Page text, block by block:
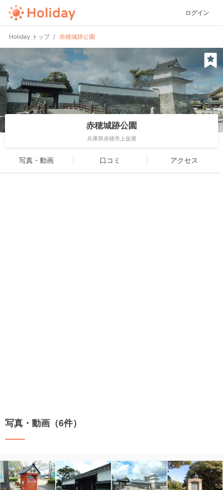
ログイン
Holiday トップ 赤穂城跡公園
赤穂城跡公園
兵庫県赤穂市上仮屋
写真・動画 口コミ アクセス
写真・動画（6件）